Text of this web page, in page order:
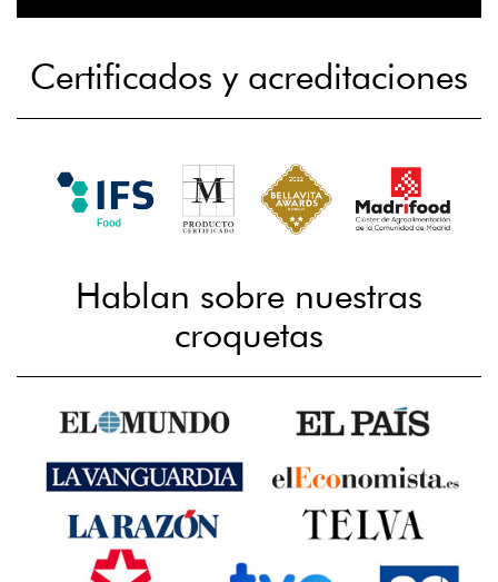
Certificados y acreditaciones
Hablan sobre nuestras
croquetas